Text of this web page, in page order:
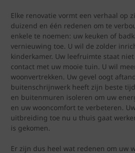
Elke renovatie vormt een verhaal op
duizend en één redenen om te
enkele te noemen: uw keuken of
vernieuwing toe. U wil de zolder
kinderkamer. Uw leefruimte staat
contact met uw mooie tuin. U wil
woonvertrekken. Uw gevel oogt
buitenschrijnwerk heeft zijn beste
en buitenmuren isoleren om uw
en uw wooncomfort te verbeteren.
uitbreiding toe nu u thuis gaat
is gekomen.
Er zijn dus heel wat redenen om uw